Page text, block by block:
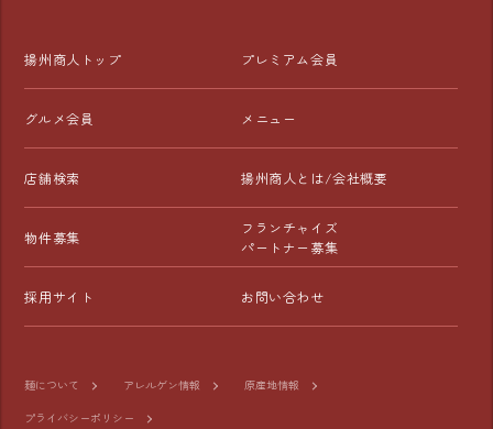
す！
【特典①】選べる1品無料
「よだれ鶏」や「肉焼売」など、こだわりの前菜が半額
に！
■アプリの登録・インストール方法
揚州商人トップ プレミアム会員
グルメ会員 メニュー
店舗検索 揚州商人とは/会社概要
物件募集
フランチャイズ
パートナー募集
採用サイト お問い合わせ
麺について アレルゲン情報
原産地情報
プライバシーポリシー